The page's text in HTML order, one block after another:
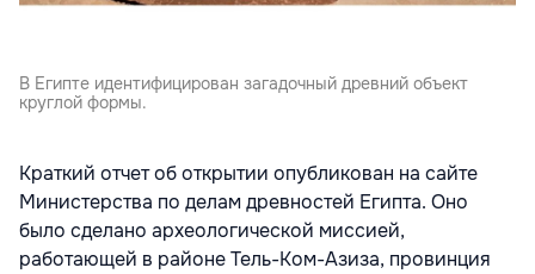
В Египте идентифицирован загадочный древний объект
круглой формы.
Краткий отчет об открытии опубликован на сайте
Министерства по делам древностей Египта. Оно
было сделано археологической миссией,
работающей в районе Тель-Ком-Азиза, провинция